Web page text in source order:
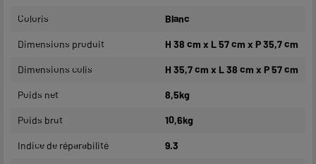
Coloris Blanc
Dimensions produit H 38 cm x L 57 cm x P 35,7 cm
Dimensions colis H 35,7 cm x L 38 cm x P 57 cm
Poids net 8,5kg
Poids brut 10,6kg
Indice de réparabilité 9.3